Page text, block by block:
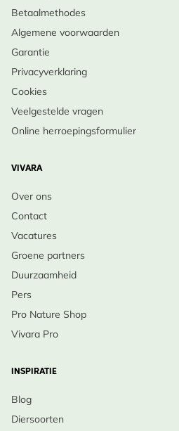
Betaalmethodes
Algemene voorwaarden
Garantie
Privacyverklaring
Cookies
Veelgestelde vragen
Online herroepingsformulier
VIVARA
Over ons
Contact
Vacatures
Groene partners
Duurzaamheid
Pers
Pro Nature Shop
Vivara Pro
INSPIRATIE
Blog
Diersoorten